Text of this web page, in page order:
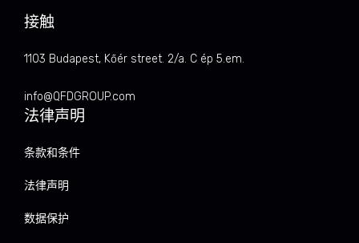
接触
1103 Budapest, Kőér street. 2/a. C ép 5.em.
info@QFDGROUP.com
法律声明
条款和条件
法律声明
数据保护